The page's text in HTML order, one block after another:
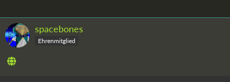
spacebones
Ehrenmitglied